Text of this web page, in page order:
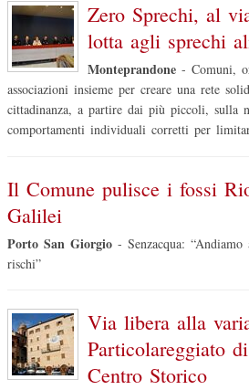
Zero Sprechi, al
lotta agli sprechi
Monteprandone - Comuni,
associazioni insieme per creare una rete
cittadinanza, a partire dai più piccoli, sulla
comportamenti individuali corretti per
Il Comune pulisce i fossi
Galilei
Porto San Giorgio - Senzacqua:
rischi”
Via libera alla
Particolareggiato
Centro Storico